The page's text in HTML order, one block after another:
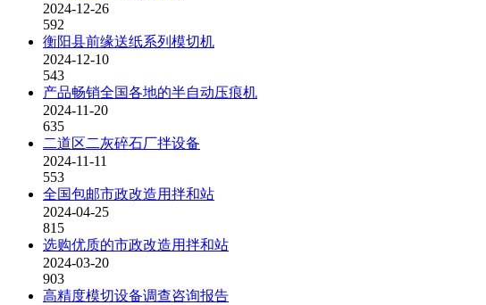
2024-12-26
592
衡阳县前缘送纸系列模切机
2024-12-10
543
产品畅销全国各地的半自动压痕机
2024-11-20
635
二道区二灰碎石厂拌设备
2024-11-11
553
全国包邮市政改造用拌和站
2024-04-25
815
选购优质的市政改造用拌和站
2024-03-20
903
高精度模切设备调查咨询报告